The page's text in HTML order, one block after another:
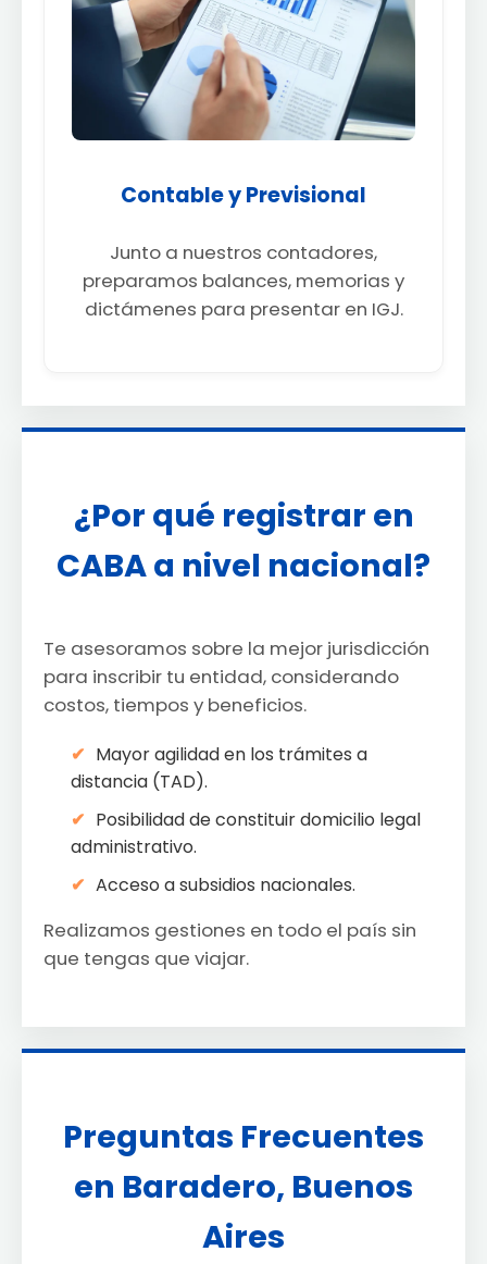
Contable y Previsional
Junto a nuestros contadores,
preparamos balances, memorias y
dictámenes para presentar en IGJ.
¿Por qué registrar en
CABA a nivel nacional?
Te asesoramos sobre la mejor jurisdicción
para inscribir tu entidad, considerando
costos, tiempos y beneficios.
Mayor agilidad en los trámites a
distancia (TAD).
Posibilidad de constituir domicilio legal
administrativo.
Acceso a subsidios nacionales.
Realizamos gestiones en todo el país sin
que tengas que viajar.
Preguntas Frecuentes
en Baradero, Buenos
Aires